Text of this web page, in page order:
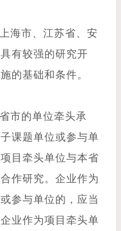
海市、江苏省、安
有较强的研究开
的基础和条件。
市的单位牵头承
课题单位或参与单
目牵头单位与本省
作研究。企业作为
参与单位的，应当
业作为项目牵头单